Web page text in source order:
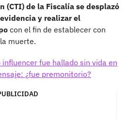
(CTI) de la Fiscalía se desplazó
y realizar el
con el fin de establecer con
muerte.
influencer fue hallado sin vida en
¿fue premonitorio?